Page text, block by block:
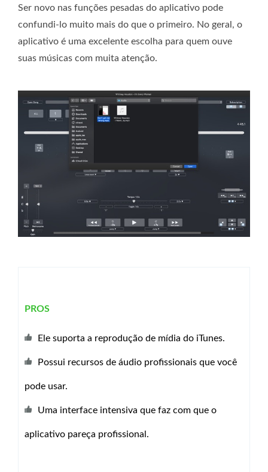
Ser novo nas funções pesadas do aplicativo pode
confundi-lo muito mais do que o primeiro. No geral, o
aplicativo é uma excelente escolha para quem ouve
suas músicas com muita atenção.
PROS
Ele suporta a reprodução de mídia do iTunes.
Possui recursos de áudio profissionais que você
pode usar.
Uma interface intensiva que faz com que o
aplicativo pareça profissional.